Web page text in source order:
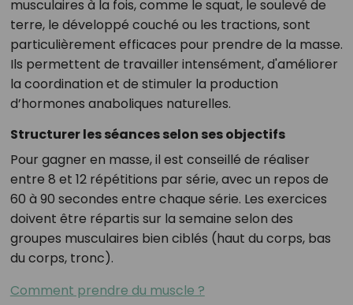
musculaires à la fois, comme le squat, le soulevé de
terre, le développé couché ou les tractions, sont
particulièrement efficaces pour prendre de la masse.
Ils permettent de travailler intensément, d'améliorer
la coordination et de stimuler la production
d’hormones anaboliques naturelles.
Structurer les séances selon ses objectifs
Pour gagner en masse, il est conseillé de réaliser
entre 8 et 12 répétitions par série, avec un repos de
60 à 90 secondes entre chaque série. Les exercices
doivent être répartis sur la semaine selon des
groupes musculaires bien ciblés (haut du corps, bas
du corps, tronc).
Comment prendre du muscle ?